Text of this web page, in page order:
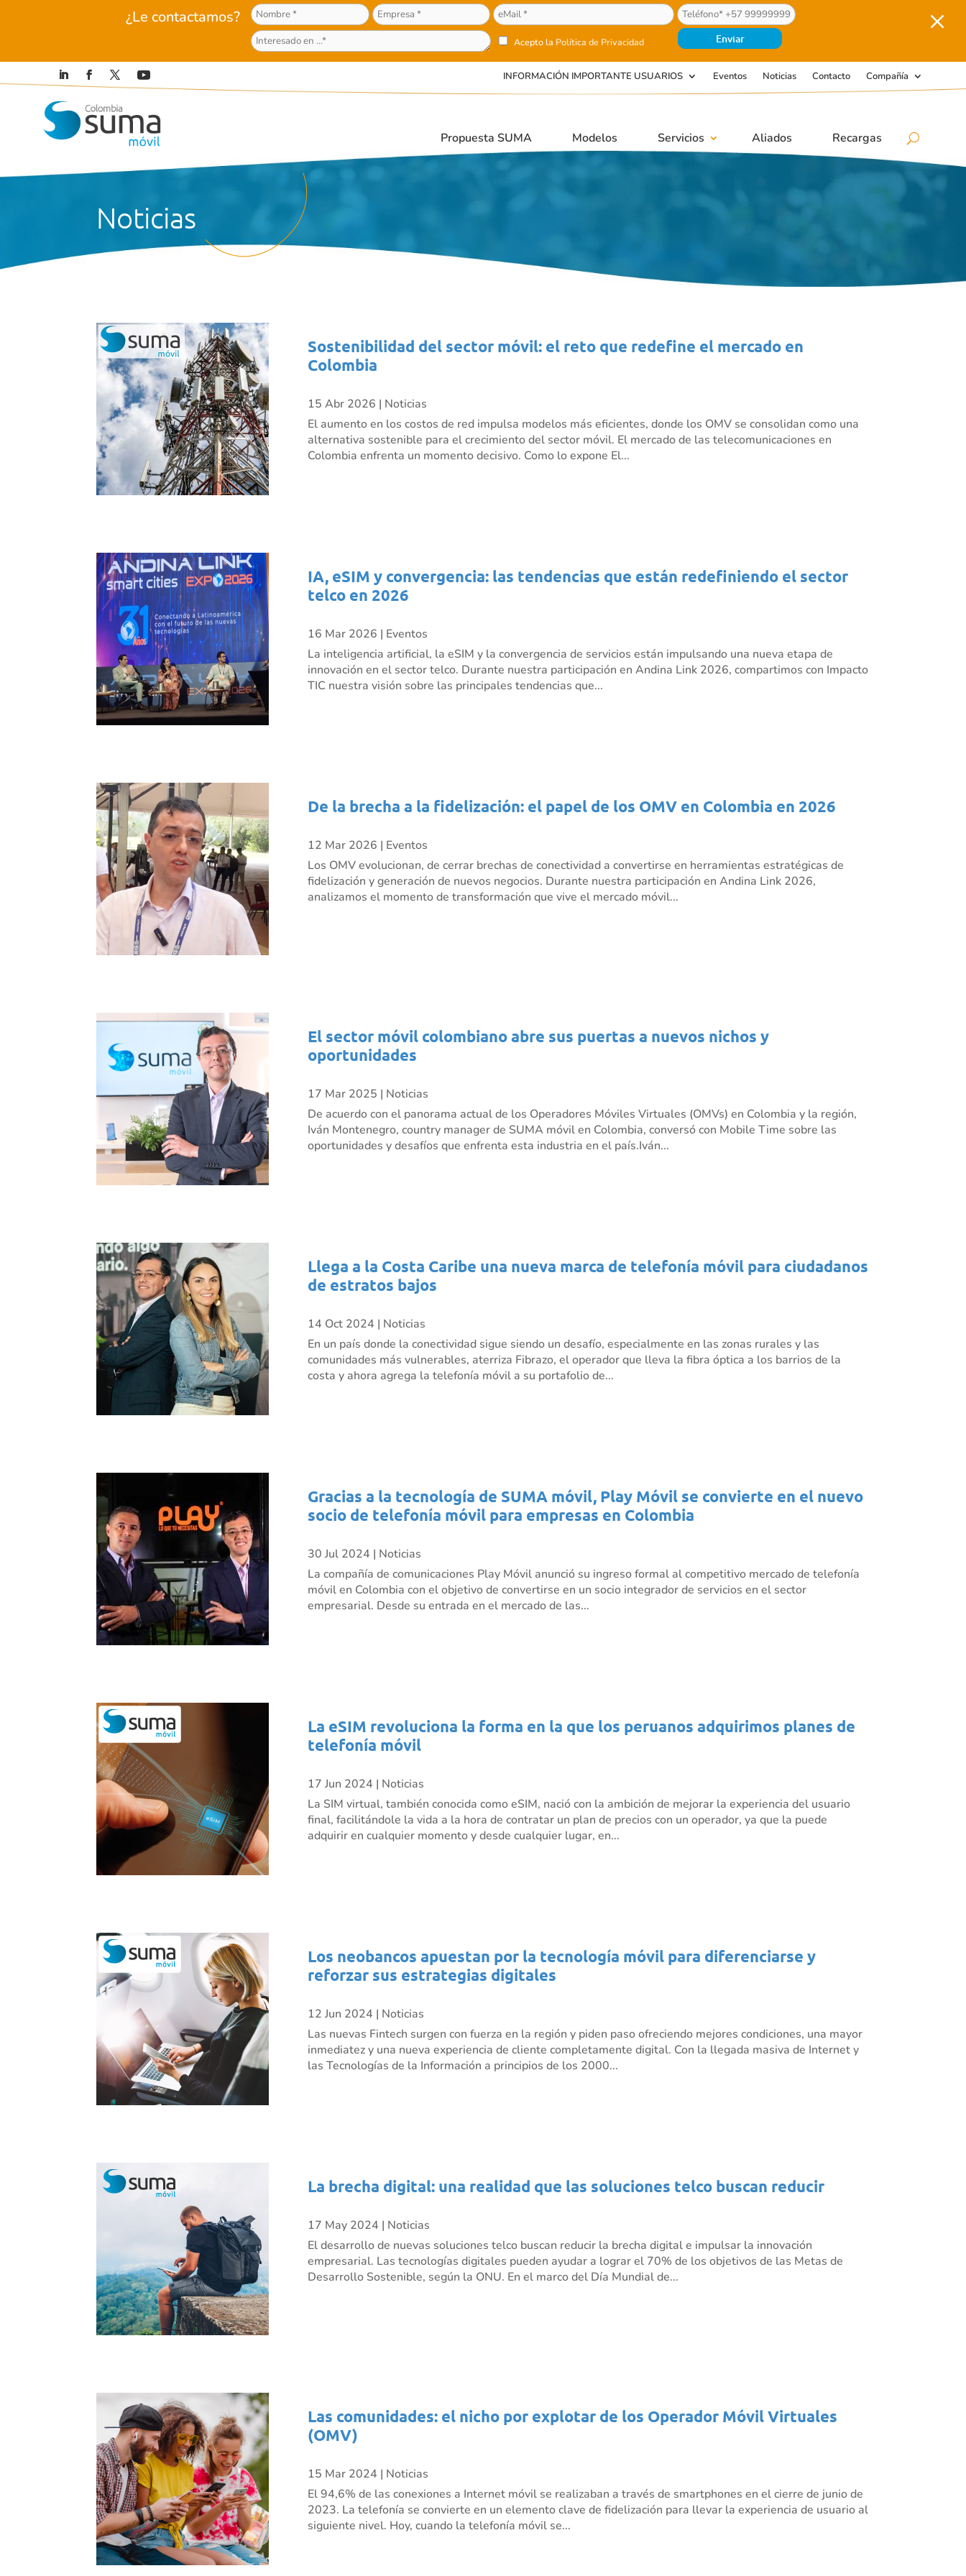
¿Le contactamos?
Acepto la Política de Privacidad
M
INFORMACIÓN IMPORTANTE USUARIOS Eventos Noticias Contacto Compañía
Propuesta SUMA Modelos Servicios Aliados Recargas
Noticias
Sostenibilidad del sector móvil: el reto que redefine el mercado en
Colombia
15 Abr 2026 | Noticias
El aumento en los costos de red impulsa modelos más eficientes, donde los OMV se consolidan como una
alternativa sostenible para el crecimiento del sector móvil. El mercado de las telecomunicaciones en
Colombia enfrenta un momento decisivo. Como lo expone El...
IA, eSIM y convergencia: las tendencias que están redefiniendo el sector
telco en 2026
16 Mar 2026 | Eventos
La inteligencia artificial, la eSIM y la convergencia de servicios están impulsando una nueva etapa de
innovación en el sector telco. Durante nuestra participación en Andina Link 2026, compartimos con Impacto
TIC nuestra visión sobre las principales tendencias que...
De la brecha a la fidelización: el papel de los OMV en Colombia en 2026
12 Mar 2026 | Eventos
Los OMV evolucionan, de cerrar brechas de conectividad a convertirse en herramientas estratégicas de
fidelización y generación de nuevos negocios. Durante nuestra participación en Andina Link 2026,
analizamos el momento de transformación que vive el mercado móvil...
El sector móvil colombiano abre sus puertas a nuevos nichos y
oportunidades
17 Mar 2025 | Noticias
De acuerdo con el panorama actual de los Operadores Móviles Virtuales (OMVs) en Colombia y la región,
Iván Montenegro, country manager de SUMA móvil en Colombia, conversó con Mobile Time sobre las
oportunidades y desafíos que enfrenta esta industria en el país.Iván...
Llega a la Costa Caribe una nueva marca de telefonía móvil para ciudadanos
de estratos bajos
14 Oct 2024 | Noticias
En un país donde la conectividad sigue siendo un desafío, especialmente en las zonas rurales y las
comunidades más vulnerables, aterriza Fibrazo, el operador que lleva la fibra óptica a los barrios de la
costa y ahora agrega la telefonía móvil a su portafolio de...
Gracias a la tecnología de SUMA móvil, Play Móvil se convierte en el nuevo
socio de telefonía móvil para empresas en Colombia
30 Jul 2024 | Noticias
La compañía de comunicaciones Play Móvil anunció su ingreso formal al competitivo mercado de telefonía
móvil en Colombia con el objetivo de convertirse en un socio integrador de servicios en el sector
empresarial. Desde su entrada en el mercado de las...
La eSIM revoluciona la forma en la que los peruanos adquirimos planes de
telefonía móvil
17 Jun 2024 | Noticias
La SIM virtual, también conocida como eSIM, nació con la ambición de mejorar la experiencia del usuario
final, facilitándole la vida a la hora de contratar un plan de precios con un operador, ya que la puede
adquirir en cualquier momento y desde cualquier lugar, en...
Los neobancos apuestan por la tecnología móvil para diferenciarse y
reforzar sus estrategias digitales
12 Jun 2024 | Noticias
Las nuevas Fintech surgen con fuerza en la región y piden paso ofreciendo mejores condiciones, una mayor
inmediatez y una nueva experiencia de cliente completamente digital. Con la llegada masiva de Internet y
las Tecnologías de la Información a principios de los 2000...
La brecha digital: una realidad que las soluciones telco buscan reducir
17 May 2024 | Noticias
El desarrollo de nuevas soluciones telco buscan reducir la brecha digital e impulsar la innovación
empresarial. Las tecnologías digitales pueden ayudar a lograr el 70% de los objetivos de las Metas de
Desarrollo Sostenible, según la ONU. En el marco del Día Mundial de...
Las comunidades: el nicho por explotar de los Operador Móvil Virtuales
(OMV)
15 Mar 2024 | Noticias
El 94,6% de las conexiones a Internet móvil se realizaban a través de smartphones en el cierre de junio de
2023. La telefonía se convierte en un elemento clave de fidelización para llevar la experiencia de usuario al
siguiente nivel. Hoy, cuando la telefonía móvil se...